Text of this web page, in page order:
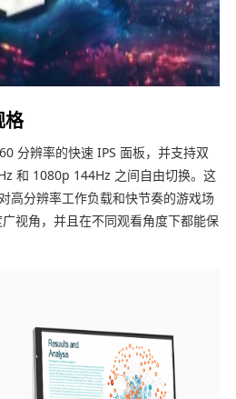
格
分辨率的快速 IPS 面板，并支持双
和 1080p 144Hz 之间自由切换。这
高分辨率工作负载和快节奏的游戏场
视角，并且在不同观看角度下都能保